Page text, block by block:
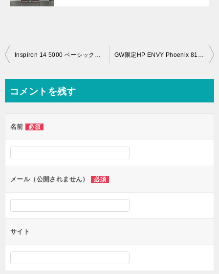
投
ビ
ー
シ
ン
Inspiron 14 5000 ベーシックがオフィス付きで2万円オフさらに期間限定クーポン適用で3000円引き GW限定HP ENVY Phoenix 810-480jp/CTが27000円オトクなダブルフリーアップモデル送料も無料！
コメントを残す
名前 必須
メール（公開されません） 必須
サイト